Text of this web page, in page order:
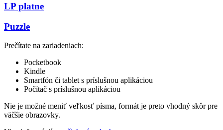
LP platne
Puzzle
Prečítate na zariadeniach:
Pocketbook
Kindle
Smartfón či tablet s príslušnou aplikáciou
Počítač s príslušnou aplikáciou
Nie je možné meniť veľkosť písma, formát je preto vhodný skôr pre
väčšie obrazovky.